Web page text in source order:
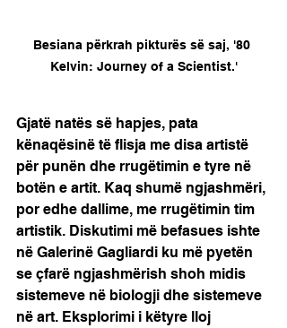
Besiana përkrah pikturës së saj, '80
Kelvin: Journey of a Scientist.'
Gjatë natës së hapjes, pata
kënaqësinë të flisja me disa artistë
për punën dhe rrugëtimin e tyre në
botën e artit. Kaq shumë ngjashmëri,
por edhe dallime, me rrugëtimin tim
artistik. Diskutimi më befasues ishte
në Galerinë Gagliardi ku më pyetën
se çfarë ngjashmërish shoh midis
sistemeve në biologji dhe sistemeve
në art. Eksplorimi i këtyre lloj